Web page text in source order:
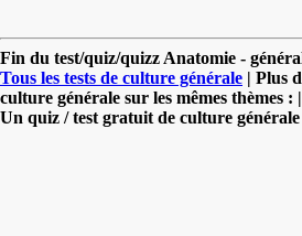
Fin du test/quiz/quizz Anatomie -
Tous les tests de culture générale | Plus
culture générale sur les mêmes thèmes : |
Un quiz / test gratuit de culture générale